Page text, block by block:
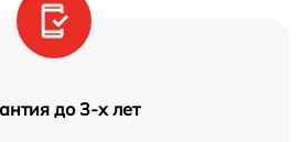
до 3-х лет